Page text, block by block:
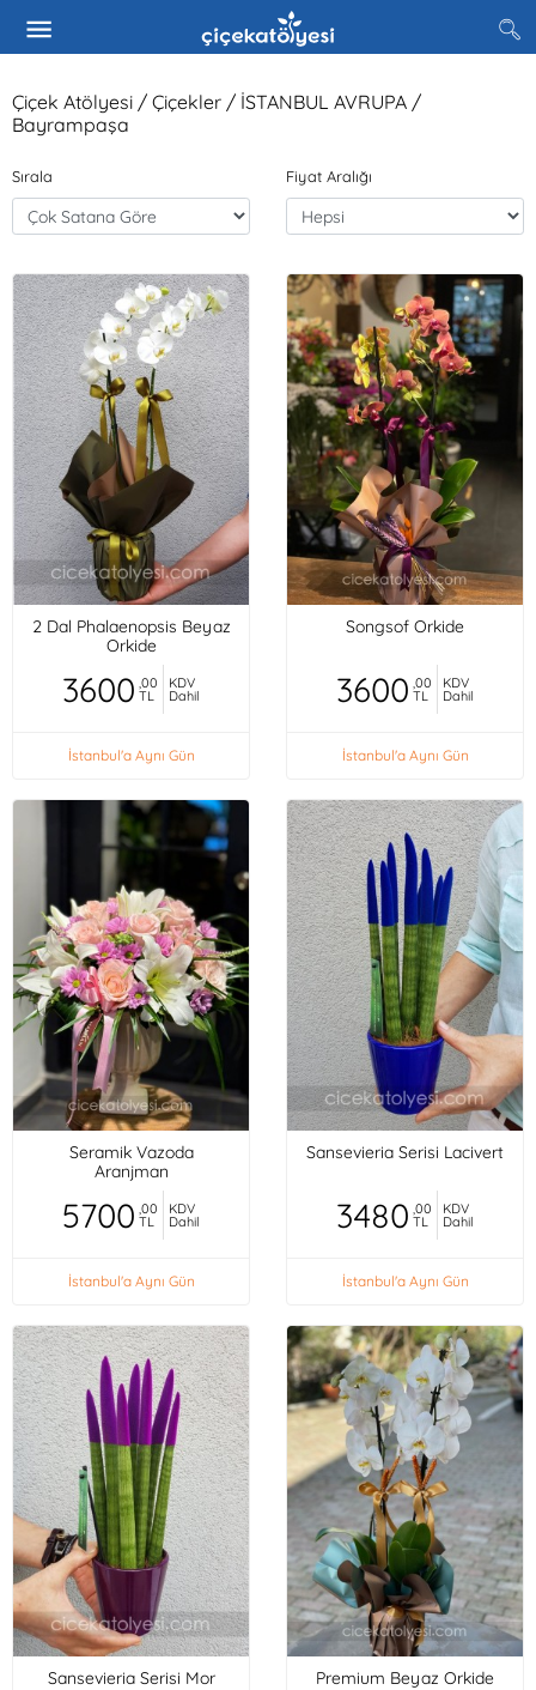
Çiçek Atölyesi / Çiçekler / İSTANBUL AVRUPA /
Bayrampaşa
Sırala Fiyat Aralığı
2 Dal Phalaenopsis Beyaz
Orkide
3600 ,00
TL
KDV
Dahil
İstanbul'a Aynı Gün
Songsof Orkide
3600 ,00
TL
KDV
Dahil
İstanbul'a Aynı Gün
Seramik Vazoda
Aranjman
5700 ,00
TL
KDV
Dahil
İstanbul'a Aynı Gün
Sansevieria Serisi Lacivert
3480 ,00
TL
KDV
Dahil
İstanbul'a Aynı Gün
Sansevieria Serisi Mor Premium Beyaz Orkide